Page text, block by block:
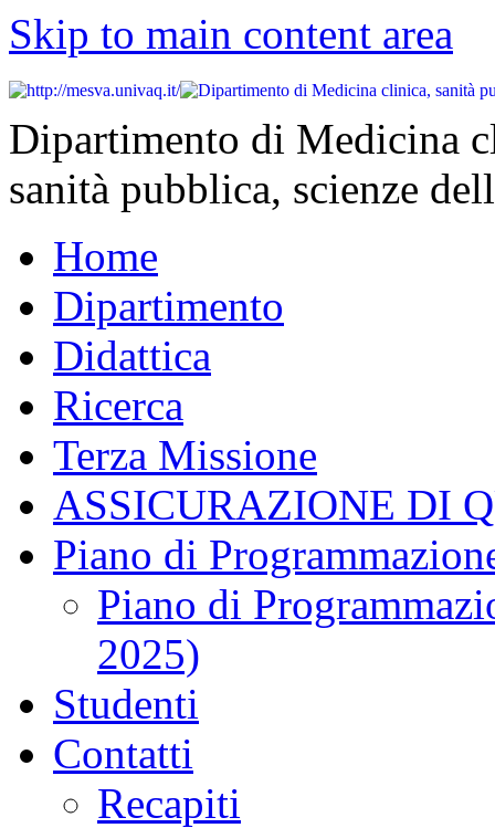
Skip to main content area
Dipartimento di Medicina
sanità pubblica, scienze
Home
Dipartimento
Didattica
Ricerca
Terza Missione
ASSICURAZIONE DI
Piano di
Piano di
2025)
Studenti
Contatti
Recapiti